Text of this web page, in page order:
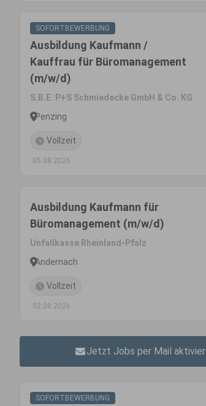
SOFORTBEWERBUNG
Ausbildung Kaufmann /
Kauffrau für Büromanagement
(m/w/d)
S.B.E. P+S Schmiedecke GmbH & Co. KG
Penzing
Vollzeit
05.08.2026
Ausbildung Kaufmann für
Büromanagement (m/w/d)
Unfallkasse Rheinland-Pfalz
Andernach
Vollzeit
02.08.2026
Jetzt Jobs per Mail
SOFORTBEWERBUNG